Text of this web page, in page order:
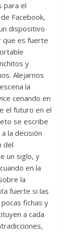
para el
Facebook,
dispositivo
que es fuerte
y
Alejarnos
la
cenando en
el futuro en el
se escribe
la decisión
del
un siglo, y
en la
la
fuerte si las
fichas y
a cada